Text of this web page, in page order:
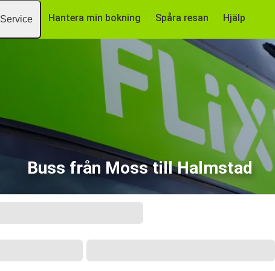
Service Hantera min bokning Spåra resan Hjälp
Buss från Moss till Halmstad